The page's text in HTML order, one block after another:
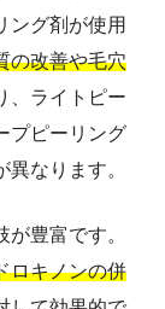
ング剤が使用
の改善や毛穴
、ライトピー
プピーリング
なります。
豊富です。
ロキノンの併